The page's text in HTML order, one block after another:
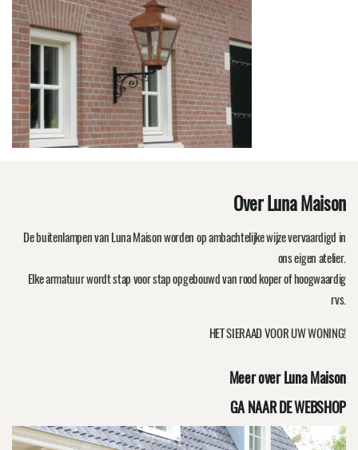
Over Luna Maison
De buitenlampen van Luna Maison worden op ambachtelijke wijze vervaardigd in
ons eigen atelier.
Elke armatuur wordt stap voor stap opgebouwd van rood koper of hoogwaardig
rvs.
HET SIERAAD VOOR UW WONING!
Meer over Luna Maison
GA NAAR DE WEBSHOP